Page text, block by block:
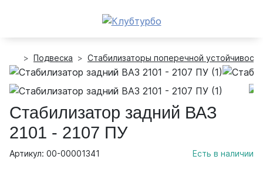
Подвеска Стабилизаторы поперечной устойчивости
Стабилизатор задний ВАЗ
2101 - 2107 ПУ
Артикул: 00-00001341 Есть в наличии